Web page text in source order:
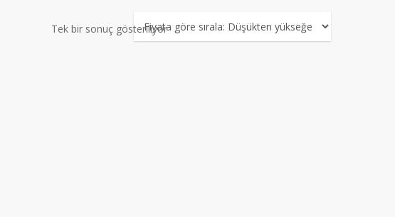
Tek bir sonuç gösteriliyor